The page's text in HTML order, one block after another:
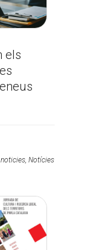
els
noticies, Notícies